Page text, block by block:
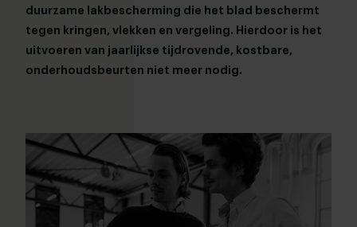
duurzame lakbescherming die het blad beschermt
tegen kringen, vlekken en vergeling. Hierdoor is het
uitvoeren van jaarlijkse tijdrovende, kostbare,
onderhoudsbeurten niet meer nodig.